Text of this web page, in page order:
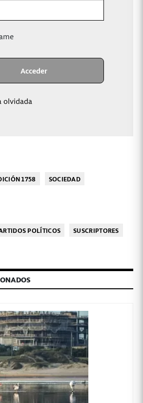
olvidada
1758 SOCIEDAD
POLÍTICOS SUSCRIPTORES